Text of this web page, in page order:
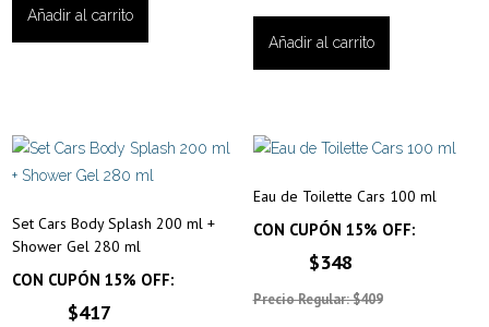
Añadir al carrito
Añadir al carrito
Set Cars Body Splash 200 ml +
Shower Gel 280 ml
CON CUPÓN 15% OFF:
$417
Eau de Toilette Cars 100 ml
CON CUPÓN 15% OFF:
$348
Precio Regular: $409